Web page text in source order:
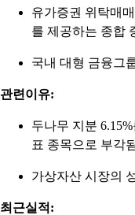
유가증권 위탁매
를 제공하는 종합
국내 대형 금융그
관련이유:
두나무 지분
표 종목으로 부각
가상자산 시장의
최근실적: